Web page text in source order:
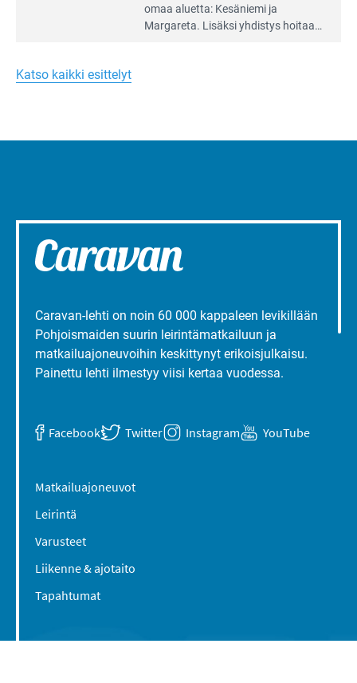
Turun
liepeillä
omaa aluet­ta: Kesäniemi ja
Margareta. Lisäksi yhdis­tys hoitaa
Katso kaikki esittelyt
Caravan-lehti on noin 60 000 kappaleen levikillään
Pohjoismaiden suurin leirintämatkailuun ja
matkailuajoneuvoihin keskittynyt erikoisjulkaisu.
Painettu lehti ilmestyy viisi kertaa vuodessa.
Facebook Twitter Instagram YouTube
Matkailuajoneuvot
Leirintä
Varusteet
Liikenne & ajotaito
Tapahtumat